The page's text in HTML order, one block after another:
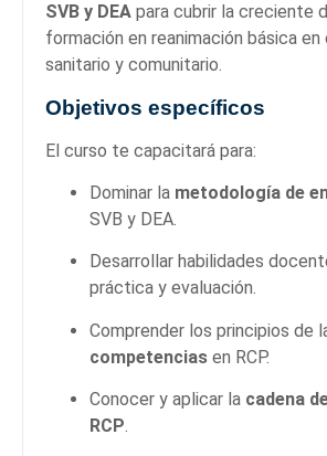
SVB y DEA para cubrir la creciente
formación en reanimación básica
sanitario y comunitario.
Objetivos específicos
El curso te capacitará para:
Dominar la metodología de
SVB y DEA.
Desarrollar habilidades
práctica y evaluación.
Comprender los principios de
competencias en RCP.
Conocer y aplicar la cadena
RCP.